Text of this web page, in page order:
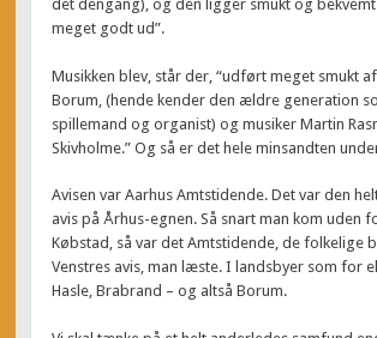
det dengang), og den ligger smukt og
meget godt ud”.
Musikken blev, står der, “udført meget smukt af
Borum, (hende kender den ældre generation
spillemand og organist) og musiker Martin
Skivholme.” Og så er det hele minsandten
Avisen var Aarhus Amtstidende. Det var den
avis på Århus-egnen. Så snart man kom uden
Købstad, så var det Amtstidende, de folkelige
Venstres avis, man læste. I landsbyer som for
Hasle, Brabrand – og altså Borum.